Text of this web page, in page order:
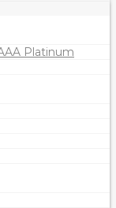
Platinum